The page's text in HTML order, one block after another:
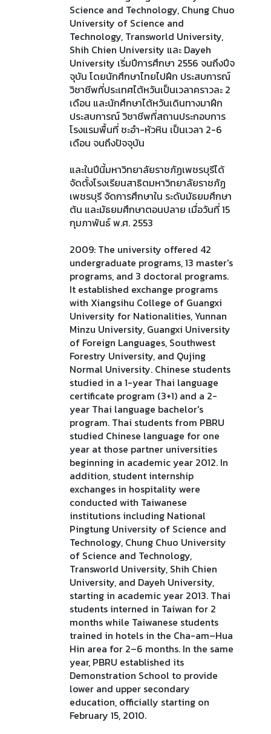
Science and Technology, Chung Chuo
University of Science and
Technology, Transworld University,
Shih Chien University และ Dayeh
University เริ่มปีการศึกษา 2556 จนถึงปีจ
จุบัน โดยนักศึกษาไทยไปฝึก ประสบการณ์
วิชาชีพที่ประเทศไต้หวันเป็นเวลาคราวละ 2
เดือน และนักศึกษาไต้หวันเดินทางมาฝึก
ประสบการณ์ วิชาชีพที่สถานประกอบการ
โรงแรมพื้นที่ ชะอํา-หัวหิน เป็นเวลา 2-6
เดือน จนถึงปัจจุบัน
และในปีนี้มหาวิทยาลัยราชภัฏเพชรบุรีได้
จัดตั้งโรงเรียนสาธิตมหาวิทยาลัยราชภัฏ
เพชรบุรี จัดการศึกษาใน ระดับมัธยมศึกษา
ต้น และมัธยมศึกษาตอนปลาย เมื่อวันที่ 15
กุมภาพันธ์ พ.ศ. 2553
2009: The university offered 42
undergraduate programs, 13 master's
programs, and 3 doctoral programs.
It established exchange programs
with Xiangsihu College of Guangxi
University for Nationalities, Yunnan
Minzu University, Guangxi University
of Foreign Languages, Southwest
Forestry University, and Qujing
Normal University. Chinese students
studied in a 1-year Thai language
certificate program (3+1) and a 2-
year Thai language bachelor's
program. Thai students from PBRU
studied Chinese language for one
year at those partner universities
beginning in academic year 2012. In
addition, student internship
exchanges in hospitality were
conducted with Taiwanese
institutions including National
Pingtung University of Science and
Technology, Chung Chuo University
of Science and Technology,
Transworld University, Shih Chien
University, and Dayeh University,
starting in academic year 2013. Thai
students interned in Taiwan for 2
months while Taiwanese students
trained in hotels in the Cha-am–Hua
Hin area for 2–6 months. In the same
year, PBRU established its
Demonstration School to provide
lower and upper secondary
education, officially starting on
February 15, 2010.